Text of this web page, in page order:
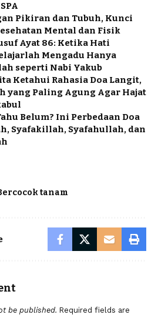
Pikiran dan Tubuh, Kunci
Mental dan Fisik
Ayat 86: Ketika Hati
Mengadu Hanya
seperti Nabi Yakub
Ketahui Rahasia Doa Langit,
yang Paling Agung Agar Hajat
Belum? Ini Perbedaan Doa
Syafakillah, Syafahullah, dan
tanam
be published. Required fields are